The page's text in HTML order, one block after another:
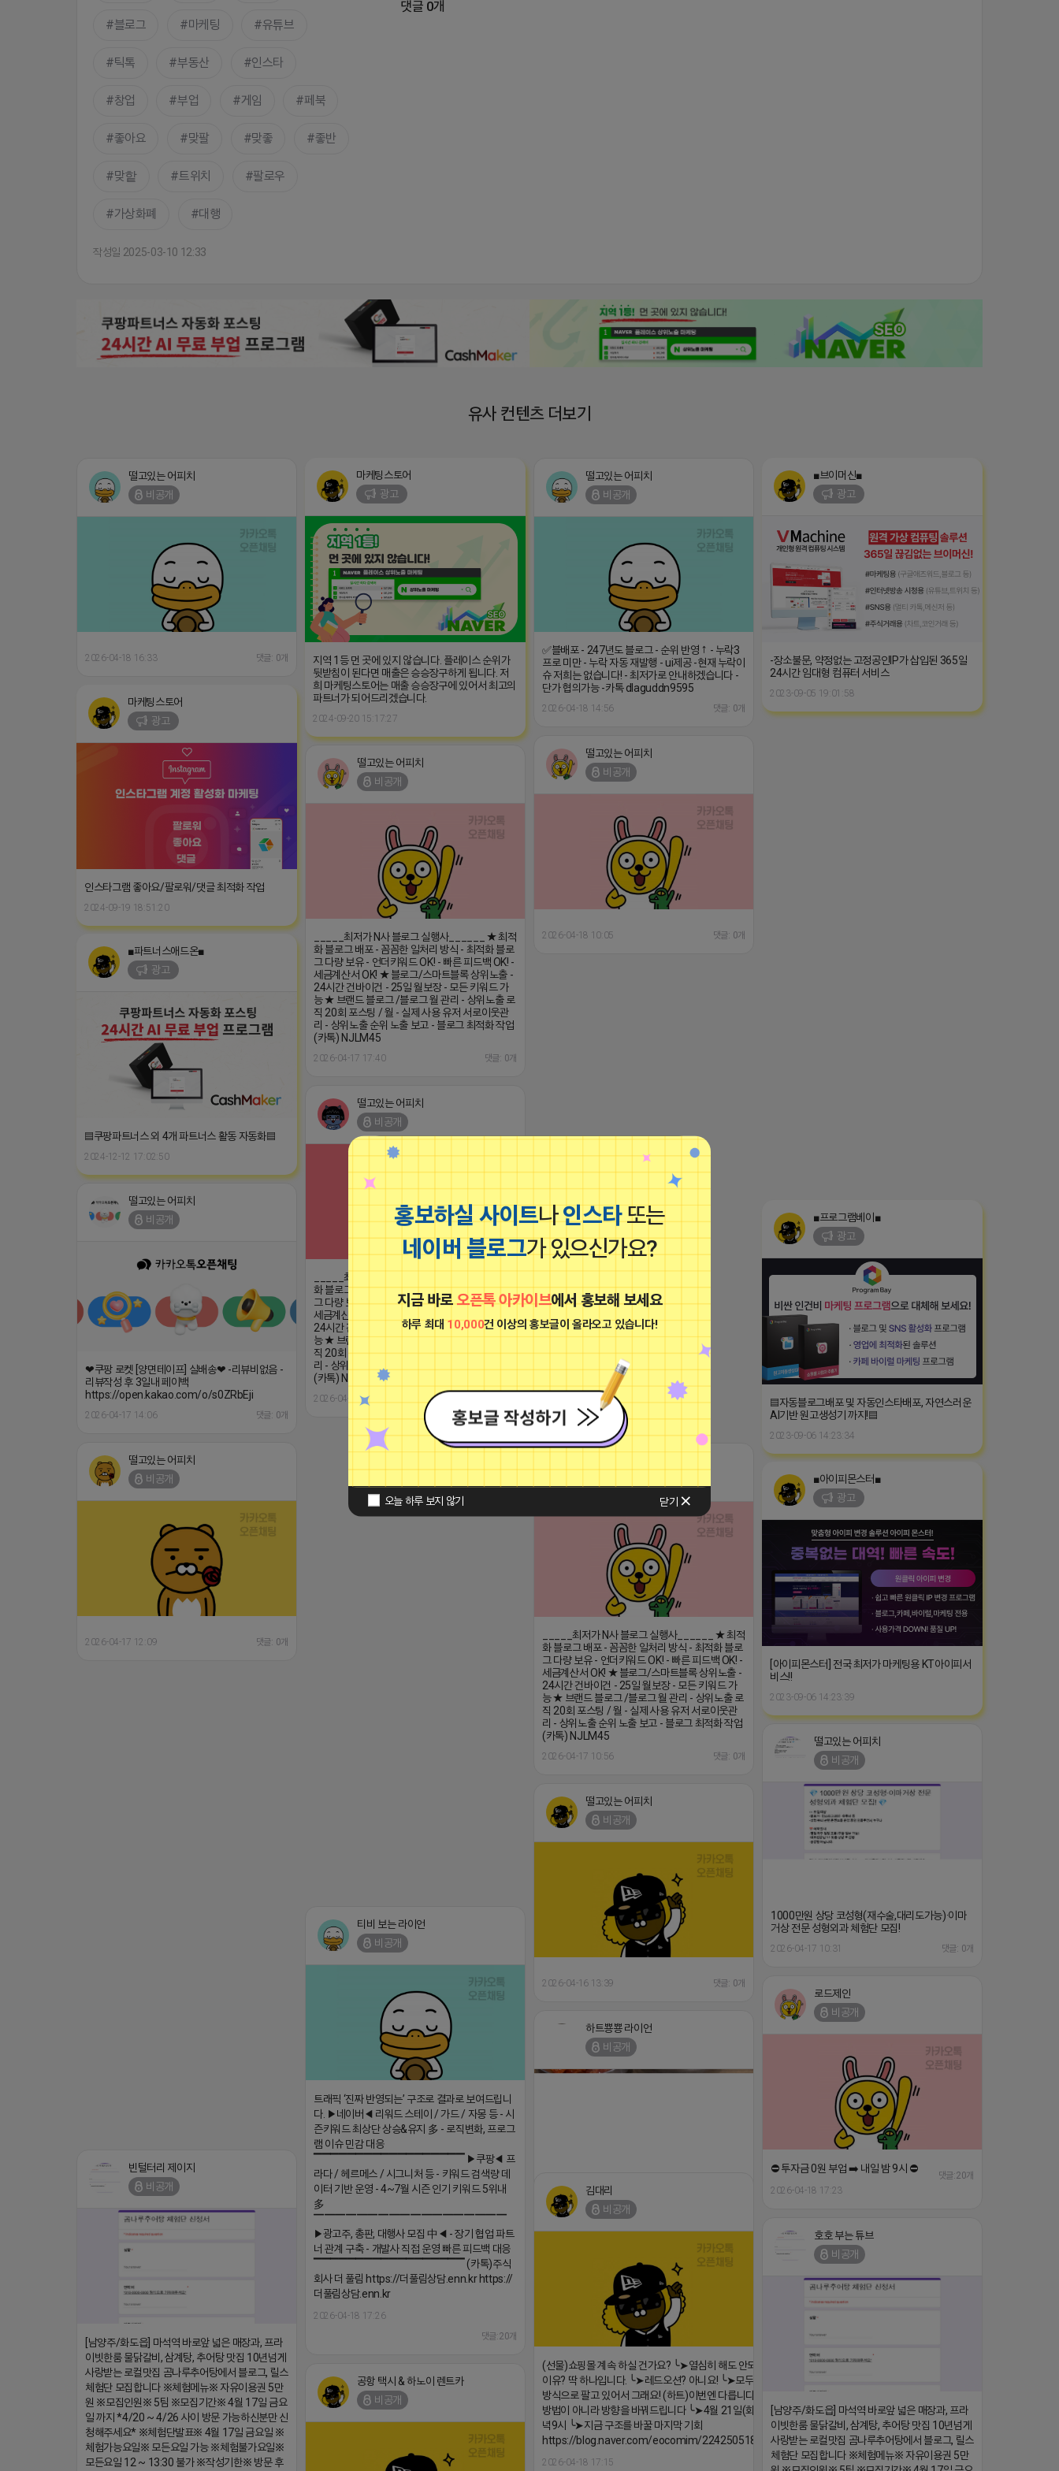
홍보하실 사이트나인스타또는
네이버 블로그가 있으신가요?
지금 바로오픈톡 아카이브에서 홍보해 보세요
하루 최대10,000건 이상의 홍보글이 올라오고 있습니다!
오늘 하루 보지 않기 닫기
블로그 마케팅 유튜브
틱톡 부동산 인스타
창업 부업 게임 페북
좋아요 맞팔 맞좋 좋반
맞핱 트위치 팔로우
가상화폐 대행
작성일 2025-03-10 12:33
댓글 0개
유사 컨텐츠 더보기
떨고있는 어피치
비공개
2026-04-18 16:33 댓글: 0개
마케팅스토어
광고
지역 1등 먼 곳에 있지 않습니다. 플레이스 순위가
뒷받침이 된다면 매출은 승승장구하게 됩니다. 저
희 마케팅스토어는 매출 승승장구에 있어서 최고의
파트너가 되어드리겠습니다.
2024-09-20 15:17:27
떨고있는 어피치
비공개
✅블배포 - 247년도 블로그 - 순위 반영 ↑ - 누락3
프로 미만 - 누락 자동 재발행 - ui제공 -현재 누락이
슈 저희는 없습니다! - 최저가로 안내하겠습니다 -
단가 협의가능 -카톡 dlaguddn9595
2026-04-18 14:56 댓글: 0개
■브이머신■
광고
-장소불문, 약정없는 고정공인IP가 삽입된 365일
24시간 임대형 컴퓨터 서비스
2023-09-05 19:01:58
마케팅스토어
광고
인스타그램 좋아요/팔로워/댓글 최적화 작업
2024-09-19 18:51:20
떨고있는 어피치
비공개
2026-04-18 10:05 댓글: 0개
떨고있는 어피치
비공개
_____최저가 N사 블로그 실행사______ ★ 최적
화 블로그 배포 - 꼼꼼한 일처리 방식 - 최적화 블로
그 다량 보유 - 언더키워드 OK! - 빠른 피드백 OK! -
세금계산서 OK! ★ 블로그/스마트블록 상위노출 -
24시간 건바이건 - 25일 월보장 - 모든 키워드 가
능 ★ 브랜드 블로그 /블로그 월 관리 - 상위노출 로
직 20회 포스팅 / 월 - 실제 사용 유저 서로이웃관
리 - 상위노출 순위 노출 보고 - 블로그 최적화 작업
(카톡) NJLM45
2026-04-17 17:40 댓글: 0개
■파트너스애드온■
광고
▤쿠팡파트너스 외 4개 파트너스 활동 자동화▤
2024-12-12 17:02:50
떨고있는 어피치
비공개
_____최저가 N사 블로그 실행사______ ★ 최적
화 블로그 배포 - 꼼꼼한 일처리 방식 - 최적화 블로
그 다량 보유 - 언더키워드 OK! - 빠른 피드백 OK! -
세금계산서 OK! ★ 블로그/스마트블록 상위노출 -
24시간 건바이건 - 25일 월보장 - 모든 키워드 가
능 ★ 브랜드 블로그 /블로그 월 관리 - 상위노출 로
직 20회 포스팅 / 월 - 실제 사용 유저 서로이웃관
리 - 상위노출 순위 노출 보고 - 블로그 최적화 작업
(카톡) NJLM45
2026-04-17 15:33
떨고있는 어피치
비공개
❤쿠팡 로켓 [양면테이프] 실배송❤ -리뷰비없음 -
리뷰작성 후 3일내 페이백
https://open.kakao.com/o/s0ZRbEji
2026-04-17 14:06 댓글: 0개
■프로그램베이■
광고
▤자동블로그배포 및 자동인스타배포, 자연스러운
AI기반 원고생성기 까지!▤
2023-09-06 14:23:34
떨고있는 어피치
비공개
2026-04-17 12:09 댓글: 0개
_____최저가 N사 블로그 실행사______ ★ 최적
화 블로그 배포 - 꼼꼼한 일처리 방식 - 최적화 블로
그 다량 보유 - 언더키워드 OK! - 빠른 피드백 OK! -
세금계산서 OK! ★ 블로그/스마트블록 상위노출 -
24시간 건바이건 - 25일 월보장 - 모든 키워드 가
능 ★ 브랜드 블로그 /블로그 월 관리 - 상위노출 로
직 20회 포스팅 / 월 - 실제 사용 유저 서로이웃관
리 - 상위노출 순위 노출 보고 - 블로그 최적화 작업
(카톡) NJLM45
2026-04-17 10:56 댓글: 0개
■아이피몬스터■
광고
[아이피몬스터] 전국 최저가 마케팅용 KT아이피서
비스!!
2023-09-06 14:23:39
떨고있는 어피치
비공개
1000만원 상당 코성형(재수술,대리도가능)·이마
거상 전문 성형외과 체험단 모집!
2026-04-17 10:31 댓글: 0개
떨고있는 어피치
비공개
2026-04-16 13:39 댓글: 0개
티비 보는 라이언
비공개
트래픽 ‘진짜 반영되는’ 구조로 결과로 보여드립니
다. ▶네이버◀ 리워드 스테이 / 가드 / 자몽 등 - 시
즌키워드 최상단 상승&유지 多 - 로직변화, 프로그
램 이슈 민감 대응
▔▔▔▔▔▔▔▔▔▔▔▔▔▔▔▔▔▔ ▶쿠팡◀ 프
라다 / 헤르메스 / 시그니처 등 - 키워드 검색량 데
이터 기반 운영 - 4~7월 시즌 인기 키워드 5위내
多
▔▔▔▔▔▔▔▔▔▔▔▔▔▔▔▔▔▔
▶광고주, 총판, 대행사 모집 中◀ - 장기 협업 파트
너 관계 구축 - 개발사 직접 운영 빠른 피드백 대응
▔▔▔▔▔▔▔▔▔▔▔▔▔▔▔▔▔▔ (카톡)주식
회사 더 풀림 https://더풀림상담.enn.kr https://
더풀림상담.enn.kr
2026-04-18 17:26
댓글:20개
로드제인
비공개
⛔️ 투자금 0원 부업 ➡️ 내일 밤 9시 ⛔️
2026-04-18 17:23
댓글:20개
하트뿅뿅 라이언
비공개
https://m.blog.naver.com/wlgus1647/224253846149
2026-04-18 17:23
댓글:20개
빈털터리 제이지
비공개
[남양주/화도읍] 마석역 바로앞 넓은 매장과, 프라
이빗한룸 물닭갈비, 삼계탕, 추어탕 맛집 10년넘게
사랑받는 로컬맛집 곰나루추어탕에서 블로그, 릴스
체험단 모집합니다 ※체험메뉴※ 자유이용권 5만
원 ※모집인원※ 5팀 ※모집기간※ 4월 17일 금요
일 까지 *4/20 ~ 4/26 사이 방문 가능하신분만 신
청해주세요* ※체험단발표※ 4월 17일 금요일 ※
체험가능요일※ 모든요일 가능 ※체험불가요일※
모든요일 12 ~ 13:30 불가 ※작성기한※ 방문 후
김대리
비공개
(선물)쇼핑몰 계속 하실 건가요? ╰➤열심히 해도 안되는
이유? 딱 하나입니다. ╰➤레드오션? 아니요! ╰➤모두 같은
방식으로 팔고 있어서 그래요! (하트)이번엔 다릅니다. ╰➤
방법이 아니라 방향을 바꿔드립니다 ╰➤4월 21일(화) 저
녁9시 ╰➤지금 구조를 바꿀 마지막 기회
https://blog.naver.com/eocomim/224250518436
2026-04-18 17:15
호호 부는 튜브
비공개
[남양주/화도읍] 마석역 바로앞 넓은 매장과, 프라
이빗한룸 물닭갈비, 삼계탕, 추어탕 맛집 10년넘게
사랑받는 로컬맛집 곰나루추어탕에서 블로그, 릴스
체험단 모집합니다 ※체험메뉴※ 자유이용권 5만
공항 택시 & 하노이 렌트카
비공개